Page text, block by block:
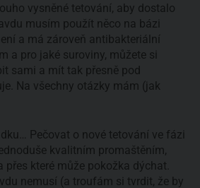
vysněné tetování, aby dostalo
musím použít něco na bázi
a má zároveň antibakteriální
a pro jaké suroviny, můžete si
sami a mít tak přesně pod
Na všechny otázky mám (jak
Pečovat o nové tetování ve fázi
kvalitním promaštěním,
přes které může pokožka dýchat.
nemusí (a troufám si tvrdit, že by